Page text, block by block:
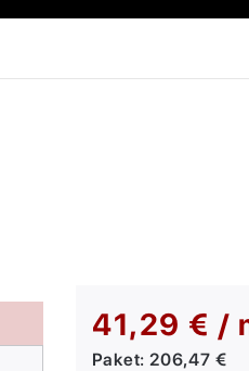
41,29 € /
Paket: 206,47 €